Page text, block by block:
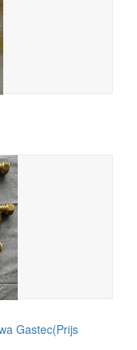
Gastec(Prijs